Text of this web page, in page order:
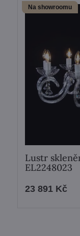
Na showroomu
Lustr
EL2248023
23 891 Kč